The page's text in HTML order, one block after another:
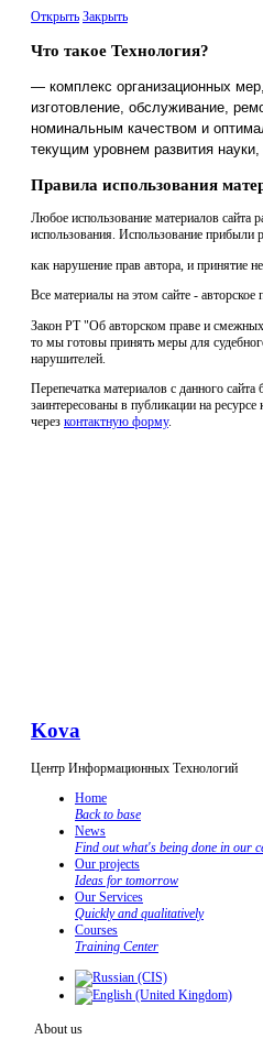
Открыть Закрыть
Что такое Технология?
— комплекс организационных
изготовление, обслуживание,
номинальным качеством и
текущим уровнем развития
Правила использования
Любое использование материалов сайта
использования. Использование прибыли
как нарушение прав автора, и принятие
Все материалы на этом сайте -
Закон РТ "Об авторском праве и
то мы готовы принять меры для
нарушителей.
Перепечатка материалов с данного
заинтересованы в публикации на
через контактную форму.
Kova
Центр Информационных Технологий
Home
Back to base
News
Find out what's being done in our
Our projects
Ideas for tomorrow
Our Services
Quickly and qualitatively
Courses
Training Center
About us